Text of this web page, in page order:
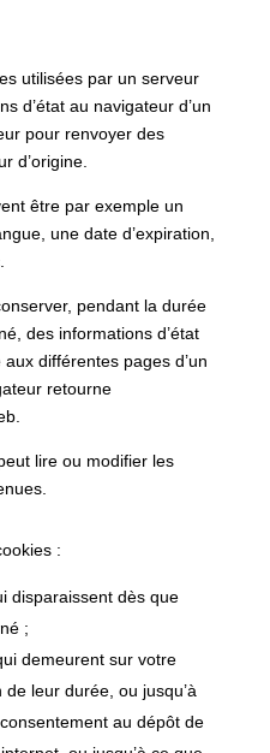
utilisées par un serveur
d’état au navigateur d’un
pour renvoyer des
d’origine.
être par exemple un
une date d’expiration,
pendant la durée
des informations d’état
différentes pages d’un
retourne
lire ou modifier les
:
disparaissent dès que
;
demeurent sur votre
leur durée, ou jusqu’à
au dépôt de